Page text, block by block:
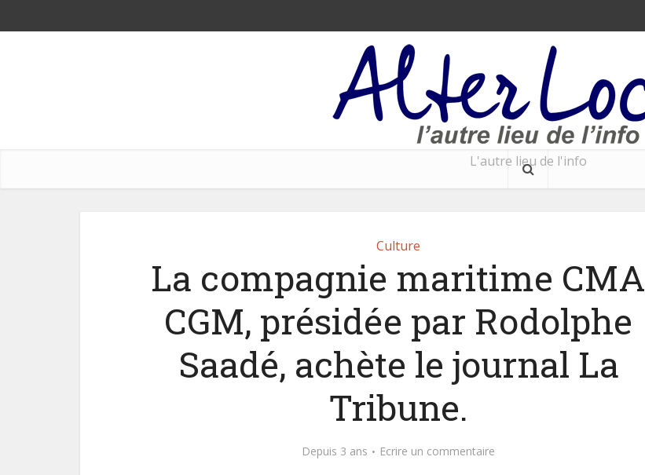
L'autre lieu de l'info
Culture
La compagnie maritime CMA
CGM, présidée par Rodolphe
Saadé, achète le journal La
Tribune.
Depuis 3 ans Ecrire un commentaire